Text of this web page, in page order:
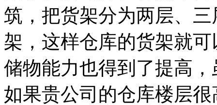
筑，把货架分为两层、
架，这样仓库的货架就
储物能力也得到了提高
如果贵公司的仓库楼层